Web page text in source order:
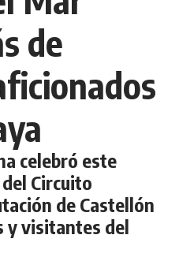
de
celebró este
Circuito
de Castellón
y visitantes del